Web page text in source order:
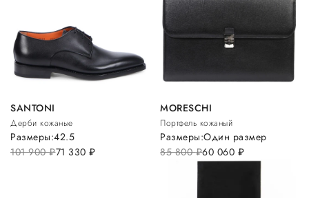
SANTONI
Дерби кожаные
101 900руб.71 330 руб.
Размеры:42.5
MORESCHI
Портфель кожаный
85 800руб.60 060 руб.
Размеры:Один размер